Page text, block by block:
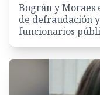
Bográn y Moraes
de defraudación
funcionarios